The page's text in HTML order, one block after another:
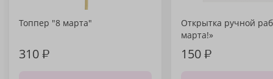
Топпер "8 марта"
310₽
Открытка ручной
марта!»
150₽